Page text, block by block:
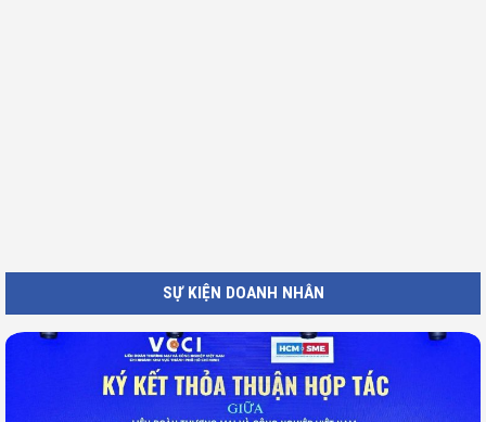
SỰ KIỆN DOANH NHÂN